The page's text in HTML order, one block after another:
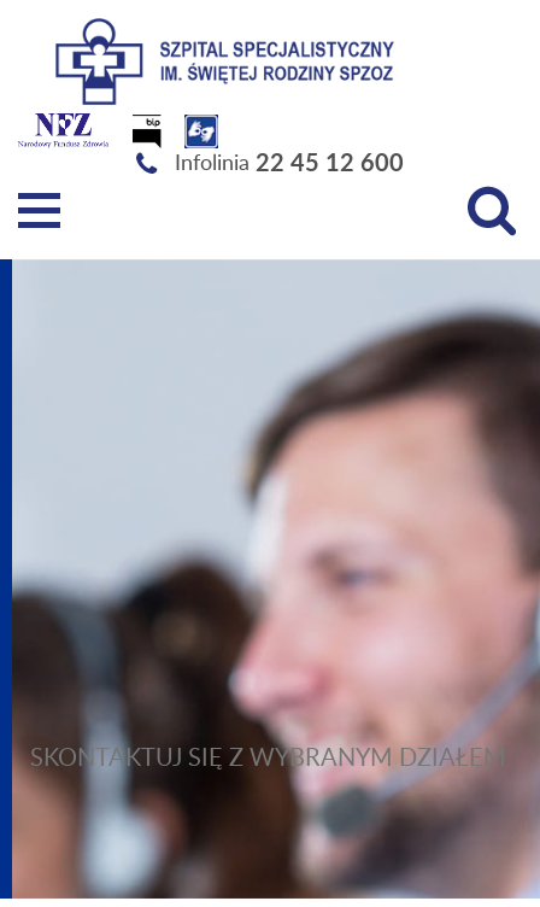
Szpital Specjalistyczny im. Świętej Rodziny SPZOZ
Infolinia 22 45 12 600
SKONTAKTUJ SIĘ Z WYBRANYM DZIAŁEM